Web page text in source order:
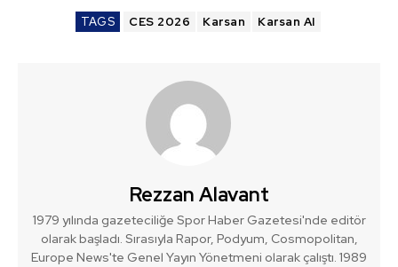
TAGS CES 2026 Karsan Karsan AI
Rezzan Alavant
1979 yılında gazeteciliğe Spor Haber Gazetesi'nde editör
olarak başladı. Sırasıyla Rapor, Podyum, Cosmopolitan,
Europe News'te Genel Yayın Yönetmeni olarak çalıştı. 1989